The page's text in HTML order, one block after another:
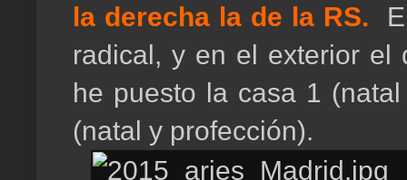
la derecha la de la RS.
radical, y en el exterior
he puesto la casa 1
(natal y profección).